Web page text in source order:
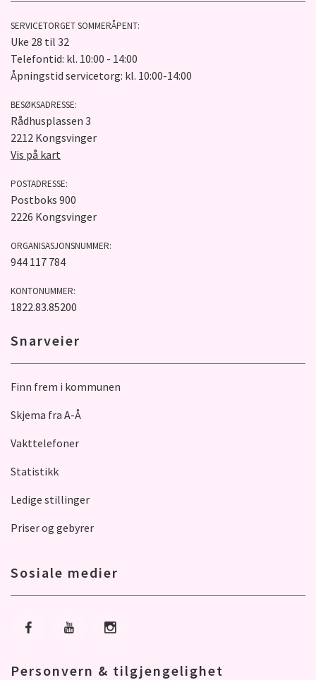
SERVICETORGET SOMMERÅPENT:
Uke 28 til 32
Telefontid: kl. 10:00 - 14:00
Åpningstid servicetorg: kl. 10:00-14:00
BESØKSADRESSE:
Rådhusplassen 3
2212 Kongsvinger
Vis på kart
POSTADRESSE:
Postboks 900
2226 Kongsvinger
ORGANISASJONSNUMMER:
944 117 784
KONTONUMMER:
1822.83.85200
Snarveier
Finn frem i kommunen
Skjema fra A-Å
Vakttelefoner
Statistikk
Ledige stillinger
Priser og gebyrer
Sosiale medier
Gå til Facebook
Gå til YoutubeGå til Instagram
Personvern & tilgjengelighet